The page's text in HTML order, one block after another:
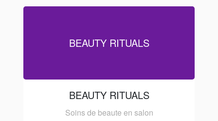
BEAUTY RITUALS
BEAUTY RITUALS
Soins de beaute en salon